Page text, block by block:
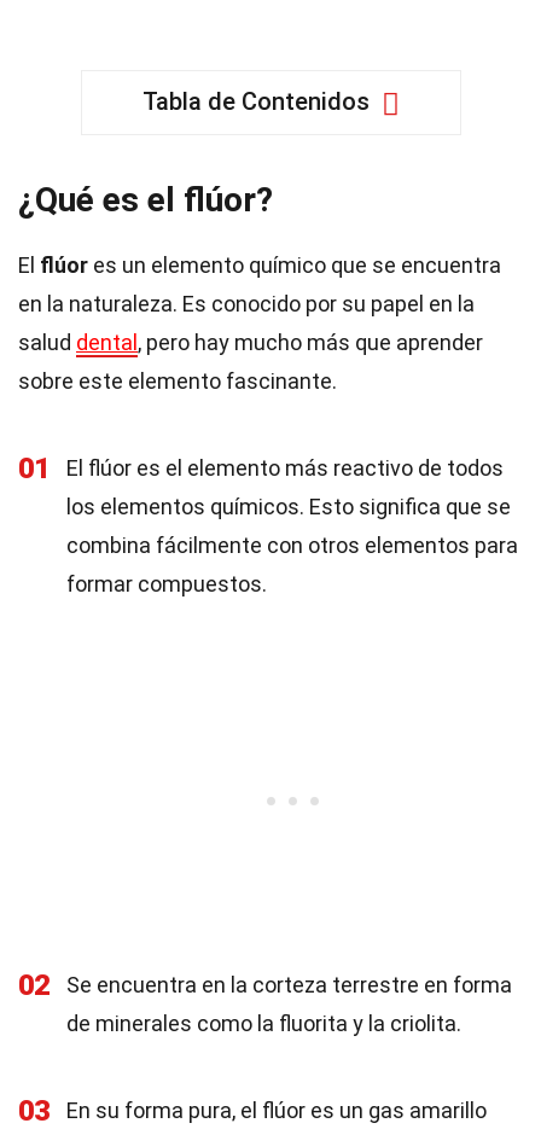
Tabla de Contenidos
¿Qué es el flúor?
El flúor es un elemento químico que se encuentra
en la naturaleza. Es conocido por su papel en la
salud dental , pero hay mucho más que aprender
sobre este elemento fascinante.
01
El flúor es el elemento más reactivo de todos
los elementos químicos. Esto significa que se
combina fácilmente con otros elementos para
formar compuestos.
02
Se encuentra en la corteza terrestre en forma
de minerales como la fluorita y la criolita.
03
En su forma pura, el flúor es un gas amarillo